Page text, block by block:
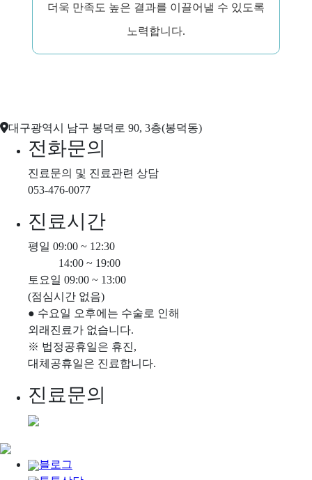
더욱 만족도 높은 결과를 이끌어낼 수 있도록
노력합니다.
대구광역시 남구 봉덕로 90, 3층(봉덕동)
전화문의
진료문의 및 진료관련 상담
053-476-0077
진료시간
평일 09:00 ~ 12:30
14:00 ~ 19:00
토요일 09:00 ~ 13:00
(점심시간 없음)
● 수요일 오후에는 수술로 인해
외래진료가 없습니다.
※ 법정공휴일은 휴진,
대체공휴일은 진료합니다.
진료문의
블로그